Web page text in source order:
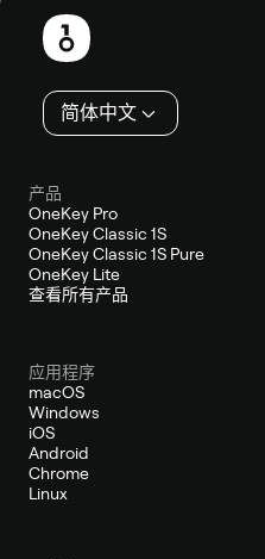
简体中文
产品
OneKey Pro
OneKey Classic 1S
OneKey Classic 1S Pure
OneKey Lite
查看所有产品
应用程序
macOS
Windows
iOS
Android
Chrome
Linux